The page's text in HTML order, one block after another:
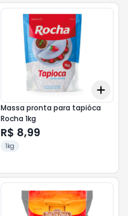
+10 Add
Massa pronta para tapióca
Rocha 1kg
R$ 8,99
1kg